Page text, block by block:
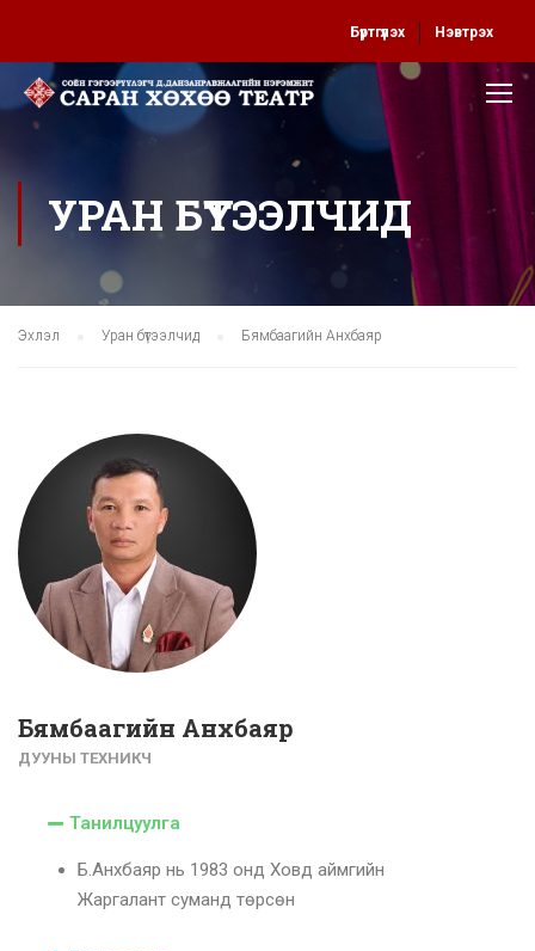
Бүртгүүлэх Нэвтрэх
УРАН БҮТЭЭЛЧИД
Эхлэл Уран бүтээлчид Бямбаагийн Анхбаяр
Бямбаагийн Анхбаяр
ДУУНЫ ТЕХНИКЧ
Танилцуулга
Б.Анхбаяр нь 1983 онд Ховд аймгийн
Жаргалант суманд төрсөн